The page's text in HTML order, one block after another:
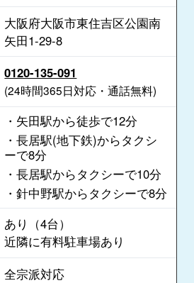
大阪府大阪市東住吉区公園南
矢田1-29-8
0120-135-091
(24時間365日対応・通話無料)
・矢田駅から徒歩で12分
・長居駅(地下鉄)からタクシ
ーで8分
・長居駅からタクシーで10分
・針中野駅からタクシーで8分
あり（4台）
近隣に有料駐車場あり
全宗派対応